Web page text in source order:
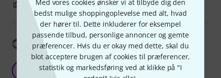
Med vores cookies ønsker vi at tilbyde dig den
bedst mulige shoppingoplevelse med alt, hvad
der hører til. Dette inkluderer for eksempel
passende tilbud, personlige annoncer og gemte
præferencer. Hvis du er okay med dette, skal du
blot acceptere brugen af cookies til præferencer,
statistik og markedsføring ved at klikke på "I
0 ANMELD BEDØMMELSE
Vis oversættelse
Pour du patch super compact
Oncle Sim 16.05.2021